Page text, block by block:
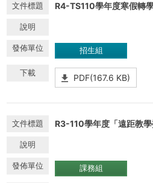
R4-TS110學年度寒假轉
招生組
PDF(167.6 KB)
R3-110學年度「遠距教
課務組